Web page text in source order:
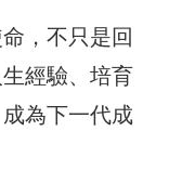
，不只是回
經驗、培育
為下一代成